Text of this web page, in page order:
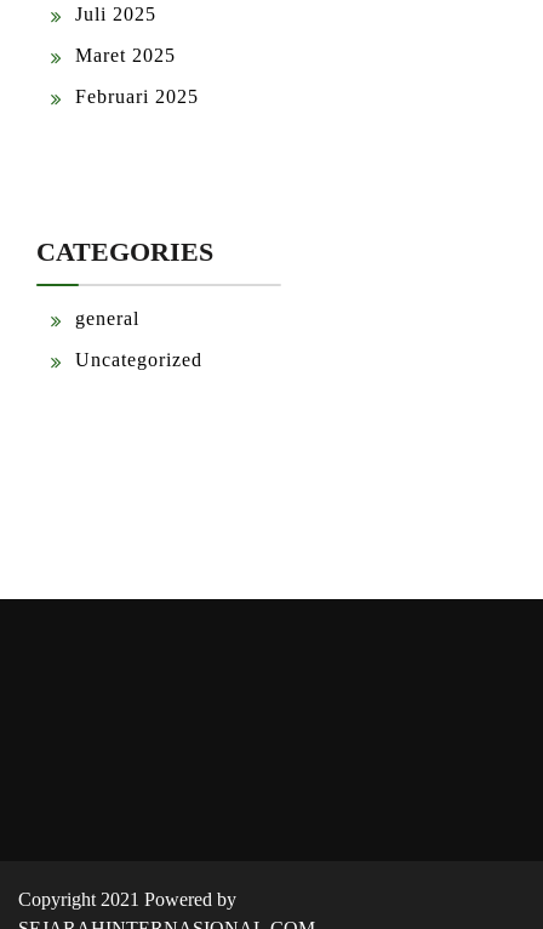
Juli 2025
Maret 2025
Februari 2025
CATEGORIES
general
Uncategorized
Copyright 2021 Powered by